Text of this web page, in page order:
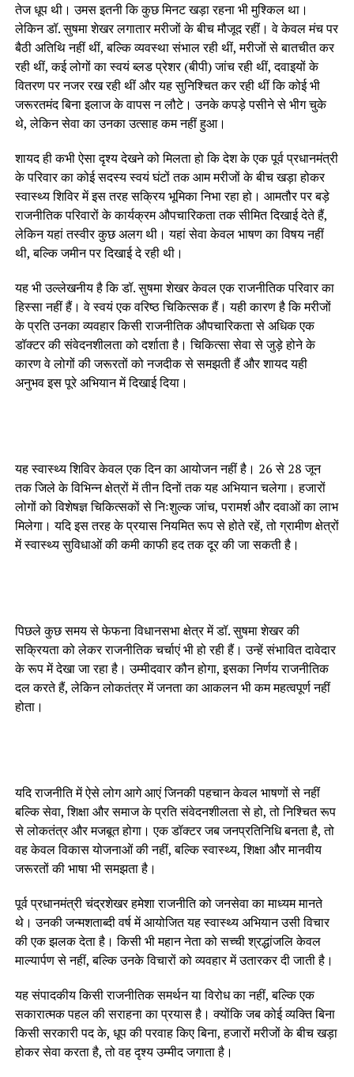
तेज धूप थी। उमस इतनी कि कुछ मिनट खड़ा रहना भी मुश्किल था।
लेकिन डॉ. सुषमा शेखर लगातार मरीजों के बीच मौजूद रहीं। वे केवल मंच पर
बैठी अतिथि नहीं थीं, बल्कि व्यवस्था संभाल रही थीं, मरीजों से बातचीत कर
रही थीं, कई लोगों का स्वयं ब्लड प्रेशर (बीपी) जांच रही थीं, दवाइयों के
वितरण पर नजर रख रही थीं और यह सुनिश्चित कर रही थीं कि कोई भी
जरूरतमंद बिना इलाज के वापस न लौटे। उनके कपड़े पसीने से भीग चुके
थे, लेकिन सेवा का उनका उत्साह कम नहीं हुआ।
शायद ही कभी ऐसा दृश्य देखने को मिलता हो कि देश के एक पूर्व प्रधानमंत्री
के परिवार का कोई सदस्य स्वयं घंटों तक आम मरीजों के बीच खड़ा होकर
स्वास्थ्य शिविर में इस तरह सक्रिय भूमिका निभा रहा हो। आमतौर पर बड़े
राजनीतिक परिवारों के कार्यक्रम औपचारिकता तक सीमित दिखाई देते हैं,
लेकिन यहां तस्वीर कुछ अलग थी। यहां सेवा केवल भाषण का विषय नहीं
थी, बल्कि जमीन पर दिखाई दे रही थी।
यह भी उल्लेखनीय है कि डॉ. सुषमा शेखर केवल एक राजनीतिक परिवार का
हिस्सा नहीं हैं। वे स्वयं एक वरिष्ठ चिकित्सक हैं। यही कारण है कि मरीजों
के प्रति उनका व्यवहार किसी राजनीतिक औपचारिकता से अधिक एक
डॉक्टर की संवेदनशीलता को दर्शाता है। चिकित्सा सेवा से जुड़े होने के
कारण वे लोगों की जरूरतों को नजदीक से समझती हैं और शायद यही
अनुभव इस पूरे अभियान में दिखाई दिया।
यह स्वास्थ्य शिविर केवल एक दिन का आयोजन नहीं है। 26 से 28 जून
तक जिले के विभिन्न क्षेत्रों में तीन दिनों तक यह अभियान चलेगा। हजारों
लोगों को विशेषज्ञ चिकित्सकों से निःशुल्क जांच, परामर्श और दवाओं का लाभ
मिलेगा। यदि इस तरह के प्रयास नियमित रूप से होते रहें, तो ग्रामीण क्षेत्रों
में स्वास्थ्य सुविधाओं की कमी काफी हद तक दूर की जा सकती है।
पिछले कुछ समय से फेफना विधानसभा क्षेत्र में डॉ. सुषमा शेखर की
सक्रियता को लेकर राजनीतिक चर्चाएं भी हो रही हैं। उन्हें संभावित दावेदार
के रूप में देखा जा रहा है। उम्मीदवार कौन होगा, इसका निर्णय राजनीतिक
दल करते हैं, लेकिन लोकतंत्र में जनता का आकलन भी कम महत्वपूर्ण नहीं
होता।
यदि राजनीति में ऐसे लोग आगे आएं जिनकी पहचान केवल भाषणों से नहीं
बल्कि सेवा, शिक्षा और समाज के प्रति संवेदनशीलता से हो, तो निश्चित रूप
से लोकतंत्र और मजबूत होगा। एक डॉक्टर जब जनप्रतिनिधि बनता है, तो
वह केवल विकास योजनाओं की नहीं, बल्कि स्वास्थ्य, शिक्षा और मानवीय
जरूरतों की भाषा भी समझता है।
पूर्व प्रधानमंत्री चंद्रशेखर हमेशा राजनीति को जनसेवा का माध्यम मानते
थे। उनकी जन्मशताब्दी वर्ष में आयोजित यह स्वास्थ्य अभियान उसी विचार
की एक झलक देता है। किसी भी महान नेता को सच्ची श्रद्धांजलि केवल
माल्यार्पण से नहीं, बल्कि उनके विचारों को व्यवहार में उतारकर दी जाती है।
यह संपादकीय किसी राजनीतिक समर्थन या विरोध का नहीं, बल्कि एक
सकारात्मक पहल की सराहना का प्रयास है। क्योंकि जब कोई व्यक्ति बिना
किसी सरकारी पद के, धूप की परवाह किए बिना, हजारों मरीजों के बीच खड़ा
होकर सेवा करता है, तो वह दृश्य उम्मीद जगाता है।